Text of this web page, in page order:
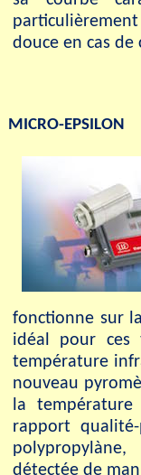
douce en cas de
MICRO-EPSILON
fonctionne sur
idéal pour ces
température
nouveau
la
rapport
détectée de